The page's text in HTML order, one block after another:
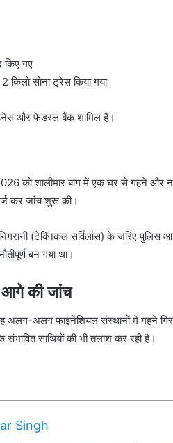
किए गए
2 किलो सोना ट्रेस किया गया
और फेडरल बैंक शामिल हैं।
को शालीमार बाग में एक घर से गहने और
कर जांच शुरू की।
(टेक्निकल सर्विलांस) के जरिए पुलिस
बन गया था।
आगे की जांच
अलग-अलग फाइनेंशियल संस्थानों में गहने
साथियों की भी तलाश कर रही है।
Singh